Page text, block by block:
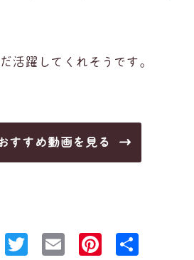
活躍してくれそうです。
すすめ動画を見る
Facebook
TwitterEmail